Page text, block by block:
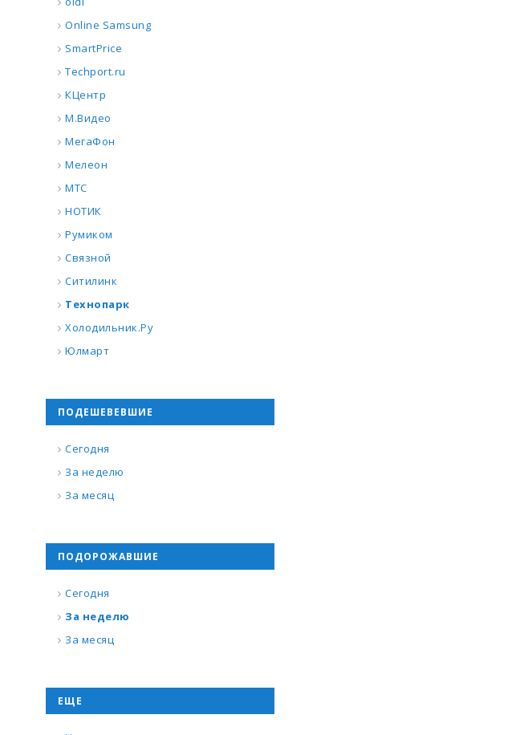
Online Samsung
SmartPrice
Techport.ru
КЦентр
М.Видео
МегаФон
Мелеон
МТС
НОТИК
Румиком
Связной
Ситилинк
Технопарк
Холодильник.Ру
Юлмарт
ПОДЕШЕВЕВШИЕ
Сегодня
За неделю
За месяц
ПОДОРОЖАВШИЕ
Сегодня
За неделю
За месяц
ЕЩЕ